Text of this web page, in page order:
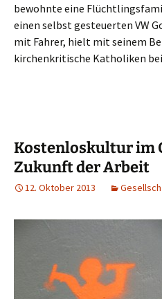
bewohnte eine
einen selbst gesteuerten VW
mit Fahrer, hielt mit seinem
kirchenkritische Katholiken
Kostenloskultur im
Zukunft der Arbeit
12. Oktober 2013